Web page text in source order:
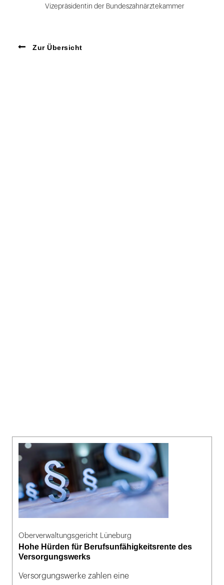
Vizepräsidentin der Bundeszahnärztekammer
Zur Übersicht
Oberverwaltungsgericht Lüneburg
Hohe Hürden für Berufsunfähigkeitsrente des
Versorgungswerks
Versorgungswerke zahlen eine